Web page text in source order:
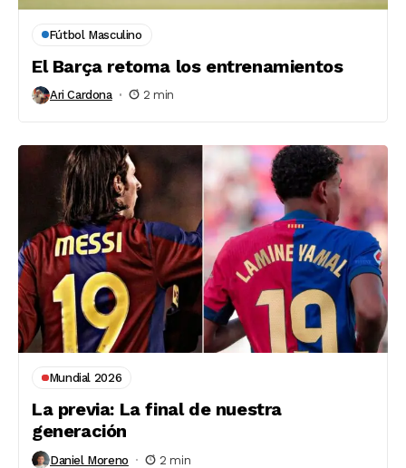
Fútbol Masculino
El Barça retoma los entrenamientos
Ari Cardona 2 min
Mundial 2026
La previa: La final de nuestra
generación
Daniel Moreno 2 min